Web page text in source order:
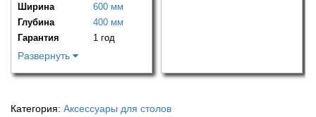
Ширина
600 мм
Глубина
400 мм
Гарантия
1 год
Развернуть
Категория: Аксессуары для столов